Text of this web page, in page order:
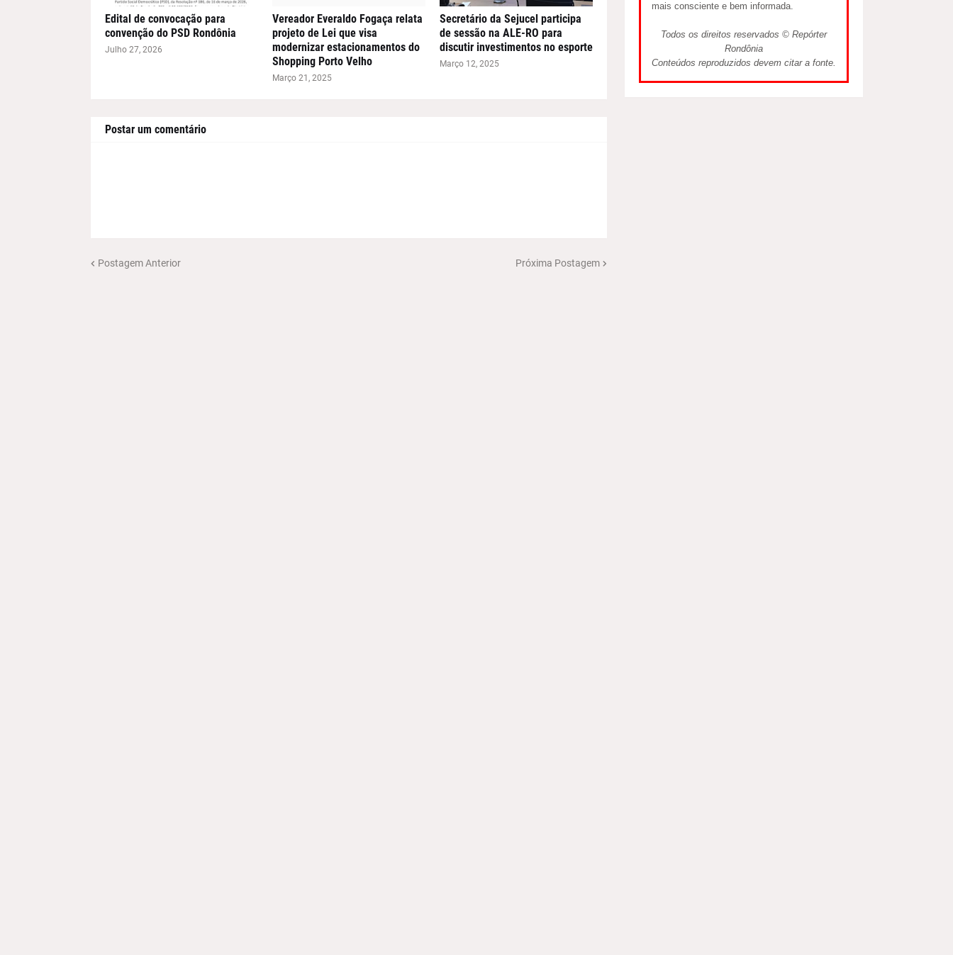
Edital de convocação para
convenção do PSD Rondônia
Julho 27, 2026
Vereador Everaldo Fogaça relata
projeto de Lei que visa
modernizar estacionamentos do
Shopping Porto Velho
Março 21, 2025
Secretário da Sejucel participa
de sessão na ALE-RO para
discutir investimentos no esporte
Março 12, 2025
Postar um comentário
Postagem Anterior Próxima Postagem
mais consciente e bem informada.
Todos os direitos reservados © Repórter
Rondônia
Conteúdos reproduzidos devem citar a fonte.